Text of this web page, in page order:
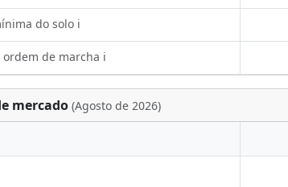
do solo ℹ️
ordem de marcha ℹ️
mercado (Agosto de 2026)